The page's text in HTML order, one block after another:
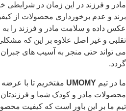
مادر و فرزند در این زمان در
برند و عدم برخورداری محصولات از
عکس داده و سلامت مادر و فرزند را
تقلبی و غیر اصل علاوه بر این که
می تواند حتی منجر به آسیب های جبران
گردد.
ما در تیم UMOMY مفتخریم تا با عرضه
محصولات مادر و کودک شما و فرزندتان
تیم ما بر این باور است که کیفیت